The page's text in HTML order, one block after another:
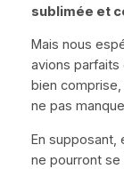
sublimée et
Mais nous
avions parfaits
bien
ne pas
En supposant,
ne pourront se